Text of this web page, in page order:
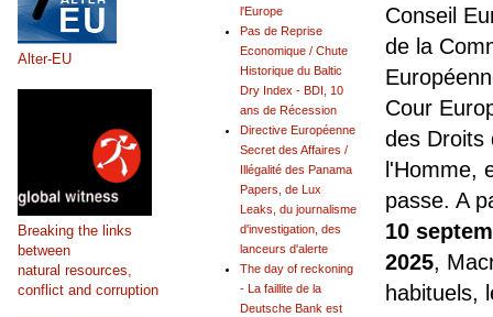
Conseil
de la
Cour
des Droits
l'Homme,
passe. A
10
2025,
habituels,
l'Europe
Pas de Reprise
Economique / Chute
Historique du Baltic
Dry Index - BDI, 10
ans de Récession
Directive Européenne
Secret des Affaires /
Illégalité des Panama
Papers, de Lux
Leaks, du journalisme
d'investigation, des
lanceurs d'alerte
The day of reckoning
- La faillite de la
Deutsche Bank est
Alter-EU
Breaking the links
between
natural resources,
conflict and corruption